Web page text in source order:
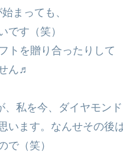
まっても、
です（笑）
トを贈り合ったりして
ん♬
、私を今、ダイヤモンド
います。なんせその後
で（笑）